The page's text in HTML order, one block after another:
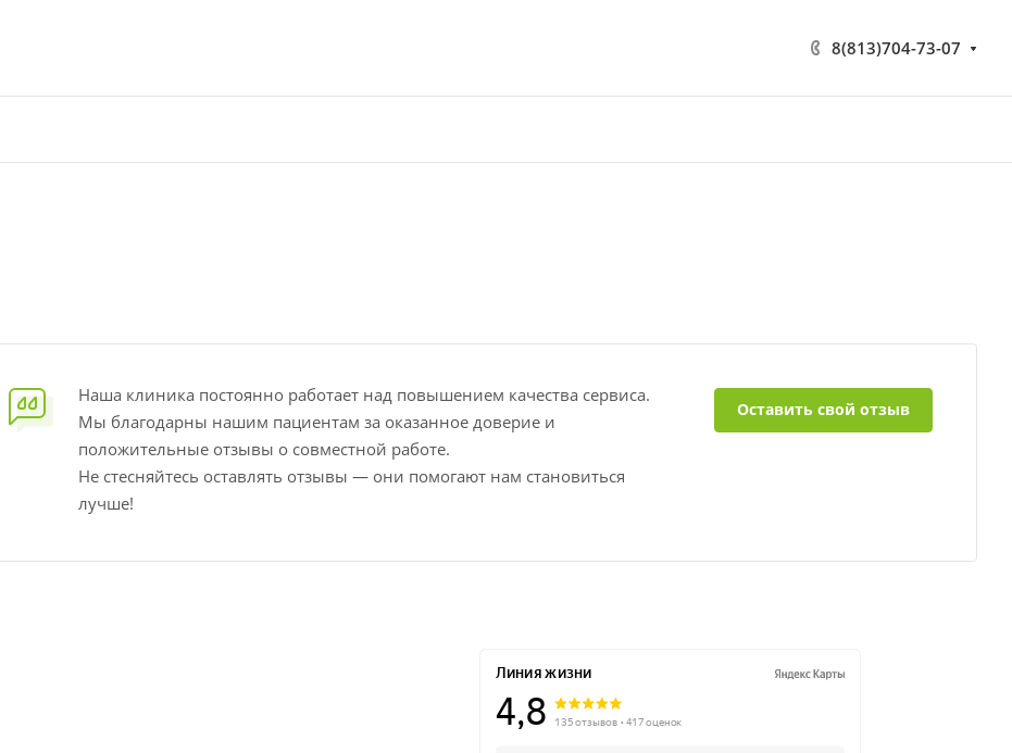
8(813)704-73-07
Наша клиника постоянно работает над повышением качества сервиса.
Мы благодарны нашим пациентам за оказанное доверие и
положительные отзывы о совместной работе.
Не стесняйтесь оставлять отзывы — они помогают нам становиться
лучше!
Оставить свой отзыв